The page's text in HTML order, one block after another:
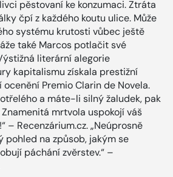
pěstovaní ke konzumaci. Ztráta
čpí z každého koutu ulice. Může
systému krutosti vůbec ještě
také Marcos potlačit své
literární alegorie
kapitalismu získala prestižní
Premio Clarin de Novela.
a máte-li silný žaludek, pak
mrtvola uspokojí váš
– Recenzárium.cz. „Neúprosně
pohled na způsob, jakým se
páchání zvěrstev.“ –